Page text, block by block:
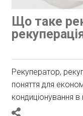
Що таке
Рекуператор,
поняття для
кондиціонування